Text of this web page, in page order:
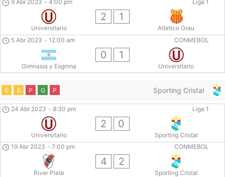
Liga 1
9 Abr 2023 - 4:00 pm
Universitario
2 1
Atletico Grau
CONMEBOL
5 Abr 2023 - 12:00 am
Gimnasia y Esgrima
0 1
Universitario
Sporting Cristal
E E P G P
Liga 1
24 Abr 2023 - 8:30 pm
Universitario
2 0
Sporting Cristal
CONMEBOL
19 Abr 2023 - 7:00 pm
River Plate
4 2
Sporting Cristal